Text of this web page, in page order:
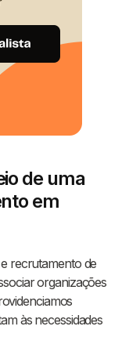
de uma
em
recrutamento de
organizações
às necessidades